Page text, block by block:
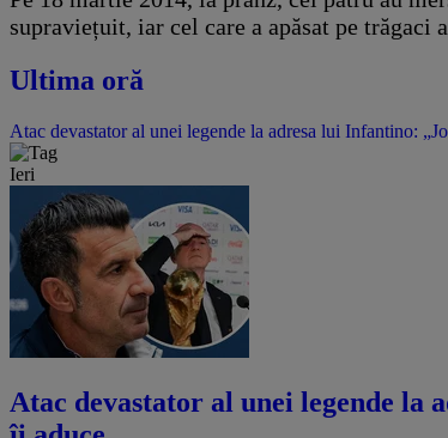
supraviețuit, iar cel care a apăsat pe trăgaci
Ultima oră
Atac devastator al unei legende la adresa lui Infantino:
Ieri
Atac devastator al unei legende la